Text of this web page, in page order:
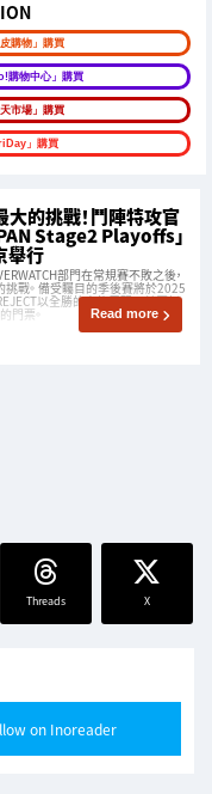
購物」購買
購物中心」購買
市場」購買
」購買
的挑戰！鬥陣特攻官
Stage2 Playoffs」
舉行
部門在常規賽不敗之後，
戰。 備受矚目的季後賽將於2025
以全勝的姿態展現了其壓倒
門票。 Read more
Threads X
on Inoreader